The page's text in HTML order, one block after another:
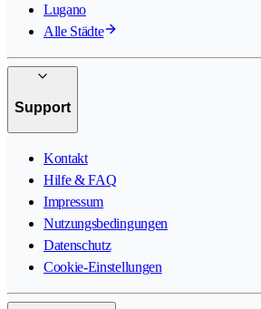
Lugano
Alle Städte
Support
Kontakt
Hilfe & FAQ
Impressum
Nutzungsbedingungen
Datenschutz
Cookie-Einstellungen